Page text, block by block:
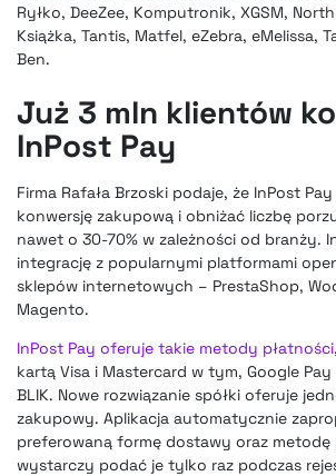
Ryłko, DeeZee, Komputronik, XGSM,
Książka, Tantis, Matfel, eZebra, eMelissa,
Ben.
Już 3 mln klientów
InPost Pay
Firma Rafała Brzoski podaje, że InPost
konwersję zakupową i obniżać liczbę
nawet o 30-70% w zależności od branży.
integrację z popularnymi platformami
sklepów internetowych – PrestaShop,
Magento.
InPost Pay oferuje takie metody płatności
kartą Visa i Mastercard w tym, Google
BLIK. Nowe rozwiązanie spółki oferuje
zakupowy. Aplikacja automatycznie
preferowaną formę dostawy oraz metodę
wystarczy podać je tylko raz podczas